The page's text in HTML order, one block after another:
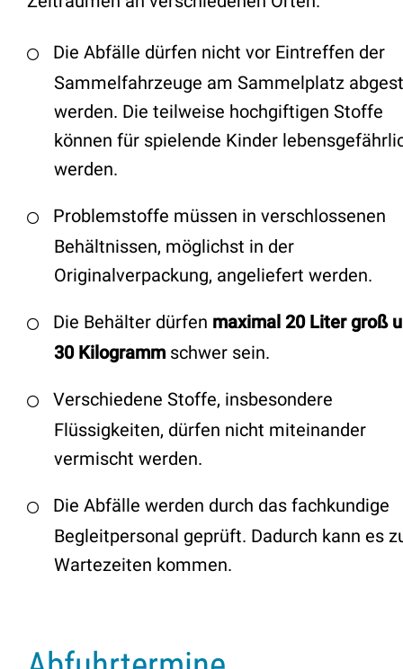
Die Abfälle dürfen nicht vor Eintreffen der
Sammelfahrzeuge am Sammelplatz
werden. Die teilweise hochgiftigen Stoffe
können für spielende Kinder
werden.
Problemstoffe müssen in verschlossenen
Behältnissen, möglichst in der
Originalverpackung, angeliefert werden.
Die Behälter dürfen maximal 20 Liter groß
30 Kilogramm schwer sein.
Verschiedene Stoffe, insbesondere
Flüssigkeiten, dürfen nicht miteinander
vermischt werden.
Die Abfälle werden durch das fachkundige
Begleitpersonal geprüft. Dadurch kann es
Wartezeiten kommen.